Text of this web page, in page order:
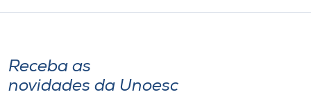
Receba as
novidades da Unoesc